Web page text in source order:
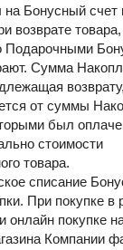
на Бонусный счет
возврате товара,
Подарочными
Сумма
возврату,
от суммы
был
стоимости
товара.
списание
При покупке в
онлайн покупке
Компании